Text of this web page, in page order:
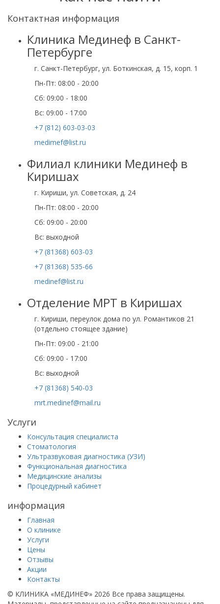
Контактная информация
Клиника Мединеф в Санкт-
Петербурге
г. Санкт-Петербург, ул. Боткинская, д. 15, корп. 1
Пн-Пт: 08:00 - 20:00
Cб: 09:00 - 18:00
Вс: 09:00 - 17:00
+7 (812) 603-03-03
medimef@list.ru
Филиал клиники Мединеф в
Киришах
г. Кириши, ул. Советская, д. 24
Пн-Пт: 08:00 - 20:00
Сб: 09:00 - 20:00
Вс: выходной
+7 (81368) 603-03
+7 (81368) 535-66
medinef@list.ru
Отделение МРТ в Киришах
г. Кириши, переулок дома по ул. Романтиков 21
(отдельно стоящее здание)
Пн-Пт: 09:00 - 21:00
Сб: 09:00 - 17:00
Вс: выходной
+7 (81368) 540-03
mrt.medinef@mail.ru
Услуги
Консультация специалиста
Стоматология
Ультразвуковая диагностика (УЗИ)
Функциональная диагностика
Медицинские анализы
Процедурный кабинет
информация
Главная
О клинике
Услуги
Цены
Отзывы
Акции
Контакты
© КЛИНИКА «МЕДИНЕФ» 2026 Все права защищены.